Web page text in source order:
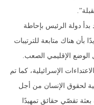
دولة الرئيس بإحاطة
بأن هناك متابعة للترتيبات
الوضع الإقليمي الصعب.
الإسرائيلية، كما تم
لحقوق الإنسان من أجل
تقصّي حقائق تمهيدًا